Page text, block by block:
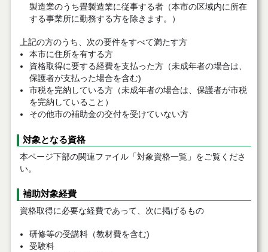
製造業のうち畳製造業に従事する者（本市の区域内に所在
する事業所に勤務する方を除きます。）
上記の方のうち、次の要件をすべて満たす方
本市に住所を有する方
資格取得に要する経費を支払った方（未成年者の場合は、
保護者が支払った場合を含む)
市税を完納している方（未成年者の場合は、保護者が市税
を完納していること）
その他市の補助金の交付を受けていない方
対象となる資格
本ページ下部の関連ファイル「対象資格一覧」をご覧くださ
い。
補助対象経費
資格取得に必要な経費であって、次に掲げるもの
研修等の受講料（教材費を含む)
受験料